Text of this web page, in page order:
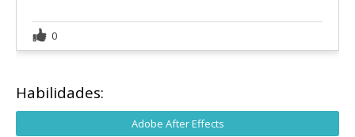
0
Habilidades:
Adobe After Effects